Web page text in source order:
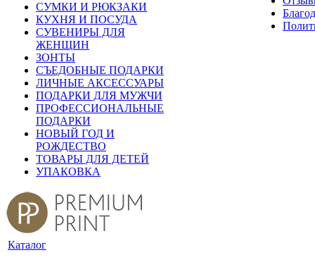
СУМКИ И РЮКЗАКИ
КУХНЯ И ПОСУДА
СУВЕНИРЫ ДЛЯ
ЖЕНЩИН
ЗОНТЫ
СЪЕДОБНЫЕ ПОДАРКИ
ЛИЧНЫЕ АКСЕССУАРЫ
ПОДАРКИ ДЛЯ МУЖЧИ
ПРОФЕССИОНАЛЬНЫЕ
ПОДАРКИ
НОВЫЙ ГОД И
РОЖДЕСТВО
ТОВАРЫ ДЛЯ ДЕТЕЙ
УПАКОВКА
Каталог